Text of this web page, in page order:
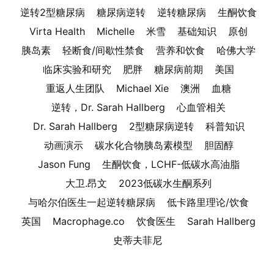
逆转2型糖尿病
糖尿病逆转 逆转糖尿病
生酮饮食
Virta Health
Michelle 米雪 基础知识
原创
胰岛素
轻断食/间歇性禁食 营养和饮食
哈佛大学
临床实验和研究
肥胖 糖尿病前期
美国
重返人生团队
Michael Xie 澳洲
血糖
逆转，Dr. Sarah Hallberg
心血管相关
Dr. Sarah Hallberg
2型糖尿病逆转
科普知识
动画演示
碳水化合物胰岛素模型
胆固醇
Jason Fung
生酮饮食，LCHF-低碳水高油脂
大卫.昂文
2023低碳水生酮系列
与哈尔伯医生一起逆转糖尿病
低卡路里理论/饮食
英国
Macrophage.co 饮食医生
Sarah Hallberg
史蒂夫菲尼